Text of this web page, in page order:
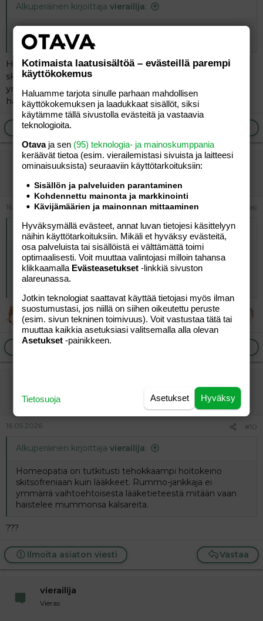
Alkuperäinen kirjoittaja vierailija:
Kuusenkerkkä auttaa yskään ja hengitysteihin mutta ei
aivokoppaan.
Homeopatia on tutkitusti tehokkaampi hoitokeino
skitsofreniaan kuin lääkkeet. Rummo-jankkaja ei
ymmärrä vaihtoehtoisesta lääketieteestä mitään vaan
haistelee mummonsa kalsareita.
Ilmoita asiaton viesti
vierailija
16.05.2026 #9
Alkuperäinen kirjoittajavierailija:
Homeopatia on tutkitusti tehokkaampi hoitokeino
skitsofreniaan kuin lääkkeet. Rummo-jankkaja ei
ymmärrä vaihtoehtoisesta lääketieteestä mitään vaan
Ilmoita asiaton viesti
Vieras
16.05.2026 #10
Alkuperäinen kirjoittaja vierailija:
Homeopatia on tutkitusti tehokkaampi hoitokeino
skitsofreniaan kuin lääkkeet. Rummo-jankkaja ei
ymmärrä vaihtoehtoisesta lääketieteestä mitään vaan
haistelee mummonsa kalsareita.
???
Vastaa
Ilmoita asiaton viesti
vierailija
Vieras
Kotimaista laatusisältöä – evästeillä parempi
käyttökokemus
Haluamme tarjota sinulle parhaan mahdollisen
käyttökokemuksen ja laadukkaat sisällöt, siksi
käytämme tällä sivustolla evästeitä ja vastaavia
teknologioita.
Otavaja sen (95) teknologia- ja mainoskumppania
keräävät tietoa (esim. vierailemis­tasi sivuista ja laitteesi
ominaisuuk­sista) seuraaviin käyttötarkoituksiin:
Sisällön ja palveluiden parantaminen
Kohdennettu mainonta ja markkinointi
Kävijämäärien ja mainonnan mittaaminen
Hyväksymällä evästeet, annat luvan tietojesi käsittelyyn
näihin käyttötarkoituksiin. Mikäli et hyväksy evästeitä,
osa palveluista tai sisällöistä ei välttämättä toimi
optimaalisesti. Voit muuttaa valintojasi milloin tahansa
klikkaamalla Evästeasetukset -linkkiä sivuston
alareunassa.
Jotkin teknologiat saattavat käyttää tietojasi myös ilman
suostumustasi, jos niillä on siihen oikeutettu peruste
(esim. sivun tekninen toimivuus). Voit vastustaa tätä tai
muuttaa kaikkia asetuksiasi valitsemalla alla olevan
Asetukset -painikkeen.
Hyväksy
Asetukset
Tietosuoja